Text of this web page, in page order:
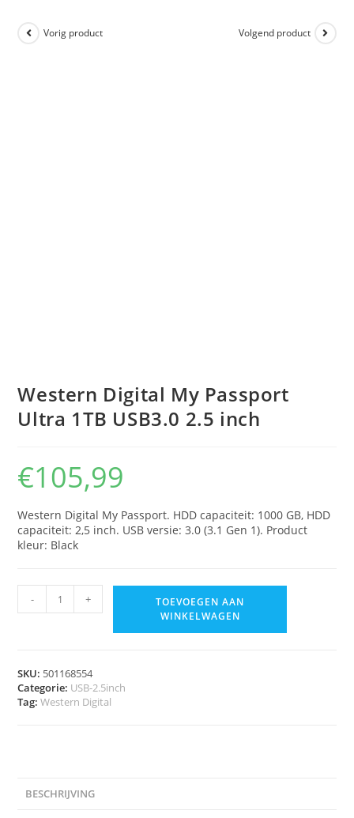
Vorig product Volgend product
Western Digital My Passport
Ultra 1TB USB3.0 2.5 inch
€105,99
Western Digital My Passport. HDD capaciteit: 1000 GB, HDD
capaciteit: 2,5 inch. USB versie: 3.0 (3.1 Gen 1). Product
kleur: Black
- +
TOEVOEGEN AAN
WINKELWAGEN
SKU: 501168554
Categorie: USB-2.5inch
Tag:Western Digital
BESCHRIJVING